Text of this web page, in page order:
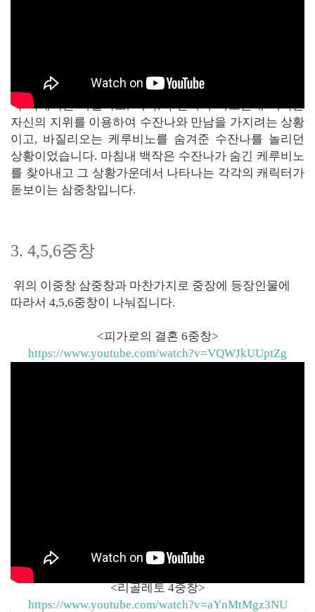
이 곡에서는 바질리오, 백작, 수잔나가 나오는데 백작은
자신의 지위를 이용하여 수잔나와 만남을 가지려는 상황
이고, 바질리오는 케루비노를 숨겨준 수잔나를 놀리던
상황이었습니다. 마침내 백작은 수잔나가 숨긴 케루비노
를 찾아내고 그 상황가운데서 나타나는 각각의 캐릭터가
돋보이는 삼중창입니다.
3. 4,5,6중창
위의 이중창 삼중창과 마찬가지로 중장에 등장인물에
따라서 4,5,6중창이 나눠집니다.
<피가로의 결혼 6중창>
https://www.youtube.com/watch?v=VQWJkUUptZg
<리골레토 4중창>
https://www.youtube.com/watch?v=aYnMtMgz3NU